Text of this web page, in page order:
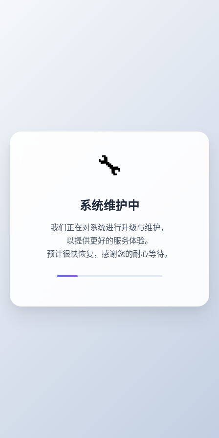
🔧
系统维护中
我们正在对系统进行升级与维护，
以提供更好的服务体验。
预计很快恢复，感谢您的耐心等待。